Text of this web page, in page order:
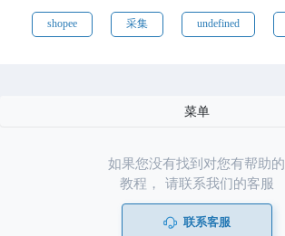
shopee 采集 undefined
菜单
如果您没有找到对您有帮助的
教程， 请联系我们的客服
联系客服